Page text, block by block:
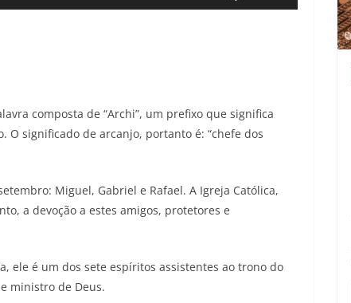
as
para
aumentar
composta de “Archi”, um prefixo que significa
O significado de arcanjo, portanto é: “chefe dos
Miguel, Gabriel e Rafael. A Igreja Católica,
a devoção a estes amigos, protetores e
ele é um dos sete espíritos assistentes ao trono do
ministro de Deus.